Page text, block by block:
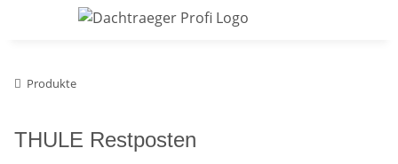
Produkte
THULE Restposten